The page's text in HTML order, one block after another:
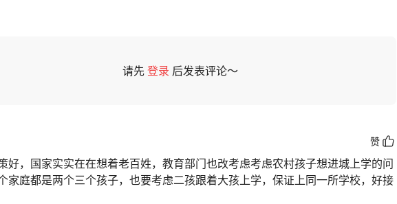
请先登录 后发表评论～
赞
好，国家实实在在想着老百姓，教育部门也改考虑考虑农村孩子想进城上学的问
家庭都是两个三个孩子，也要考虑二孩跟着大孩上学，保证上同一所学校，好接